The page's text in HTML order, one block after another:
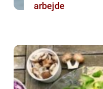
arbejde